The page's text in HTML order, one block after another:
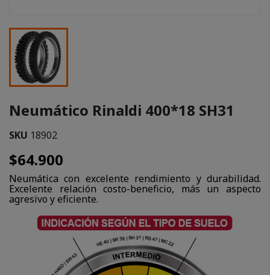
Neumático Rinaldi 400*18 SH31
SKU 18902
$64.900
Neumática con excelente rendimiento y durabilidad.
Excelente relación costo-beneficio, más un aspecto
agresivo y eficiente.